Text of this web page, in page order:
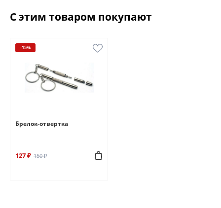
С этим товаром покупают
-15%
Брелок-отвертка
127 ₽ 150 ₽